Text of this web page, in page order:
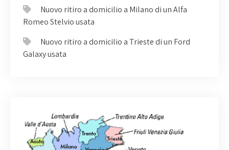
Nuovo ritiro a domicilio a Milano di un Alfa
Romeo Stelvio usata
Nuovo ritiro a domicilio a Trieste di un Ford
Galaxy usata